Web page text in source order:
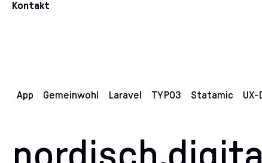
Kontakt
App Gemeinwohl Laravel TYPO3 Statamic UX-